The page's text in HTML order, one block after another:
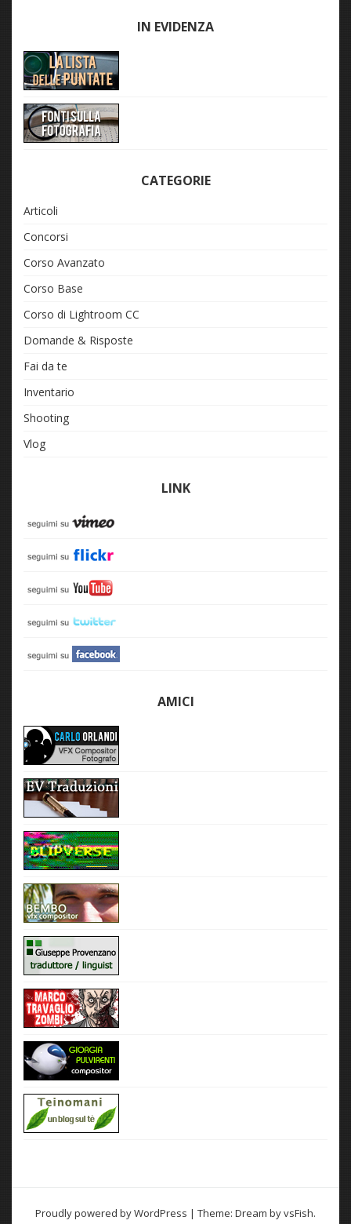
IN EVIDENZA
CATEGORIE
Articoli
Concorsi
Corso Avanzato
Corso Base
Corso di Lightroom CC
Domande & Risposte
Fai da te
Inventario
Shooting
Vlog
LINK
AMICI
Proudly powered by WordPress | Theme: Dream byvsFish.